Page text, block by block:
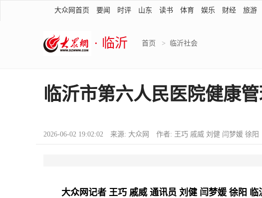
大众网首页 要闻 时评 山东 读书 体育 娱乐 财经 旅游
· 临沂 首页 > 临沂社会
临沂市第六人民医院健康
2026-06-02 19:02:02 来源: 大众网 作者: 王巧 戚威 刘健 闫梦媛 徐阳
大众网记者 王巧 戚威 通讯员 刘健 闫梦媛 徐阳 临